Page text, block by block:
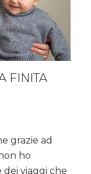
FINITA
grazie ad
ho
viaggi che